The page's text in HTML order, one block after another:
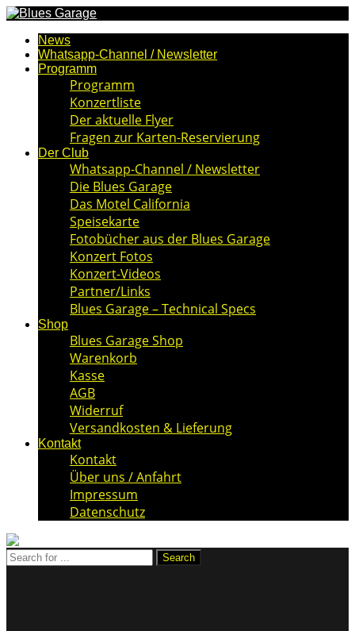
News
Whatsapp-Channel / Newsletter
Programm
Programm
Konzertliste
Der aktuelle Flyer
Fragen zur Karten-Reservierung
Der Club
Whatsapp-Channel / Newsletter
Die Blues Garage
Das Motel California
Speisekarte
Fotobücher aus der Blues Garage
Konzert Fotos
Konzert-Videos
Partner/Links
Blues Garage – Technical Specs
Shop
Blues Garage Shop
Warenkorb
Kasse
AGB
Widerruf
Versandkosten & Lieferung
Kontakt
Kontakt
Über uns / Anfahrt
Impressum
Datenschutz